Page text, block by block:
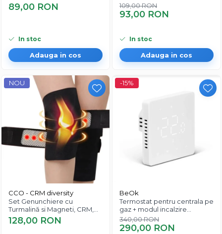
efect hidratare, marime
universala, unisex, bej
89,00 RON
In stoc
Adauga in cos
Hallux Valgus, Corector
Bunion, CRM, silicon moale,
respirabil, elastic, unisex,
109,00 RON
93,00 RON
In stoc
Adauga in cos
NOU
CCO - CRM diversity
Set Genunchiere cu
Turmalină si Magneti, CRM,
Ajustabil, Mărime Universală,
Unisex, Negru
128,00 RON
-15%
BeOk
Termostat pentru centrala pe
gaz + modul incalzire
pardoseala BeOk TGM50-
Wifi-WPB
340,00 RON
290,00 RON